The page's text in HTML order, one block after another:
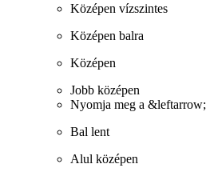
Középen vízszintes
Középen balra
Középen
Jobb középen
Nyomja meg a &leftarrow;
Bal lent
Alul középen